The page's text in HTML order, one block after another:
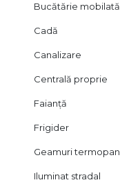
Bucătărie mobilată
Cadă
Canalizare
Centrală proprie
Faianță
Frigider
Geamuri termopan
Iluminat stradal